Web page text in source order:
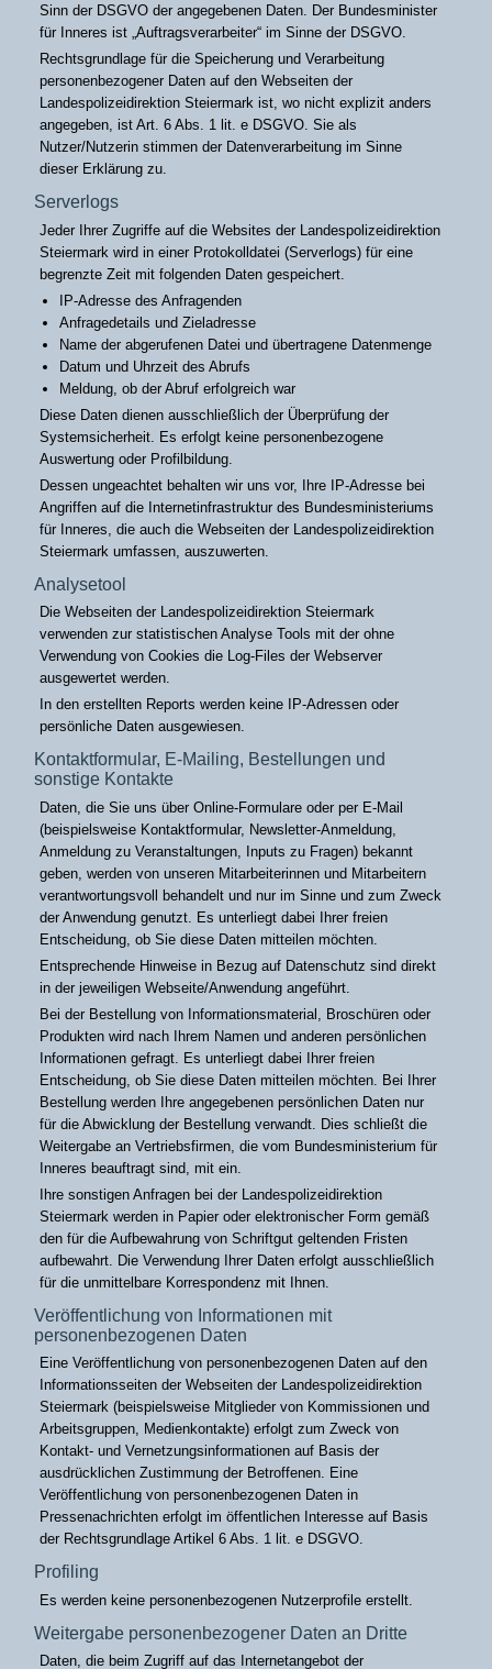
Sinn der DSGVO der angegebenen Daten. Der Bundesminister
für Inneres ist „Auftragsverarbeiter“ im Sinne der DSGVO.
Rechtsgrundlage für die Speicherung und Verarbeitung
personenbezogener Daten auf den Webseiten der
Landespolizeidirektion Steiermark ist, wo nicht explizit anders
angegeben, ist Art. 6 Abs. 1 lit. e DSGVO. Sie als
Nutzer/Nutzerin stimmen der Datenverarbeitung im Sinne
dieser Erklärung zu.
Serverlogs
Jeder Ihrer Zugriffe auf die Websites der Landespolizeidirektion
Steiermark wird in einer Protokolldatei (Serverlogs) für eine
begrenzte Zeit mit folgenden Daten gespeichert.
IP-Adresse des Anfragenden
Anfragedetails und Zieladresse
Name der abgerufenen Datei und übertragene Datenmenge
Datum und Uhrzeit des Abrufs
Meldung, ob der Abruf erfolgreich war
Diese Daten dienen ausschließlich der Überprüfung der
Systemsicherheit. Es erfolgt keine personenbezogene
Auswertung oder Profilbildung.
Dessen ungeachtet behalten wir uns vor, Ihre IP-Adresse bei
Angriffen auf die Internetinfrastruktur des Bundesministeriums
für Inneres, die auch die Webseiten der Landespolizeidirektion
Steiermark umfassen, auszuwerten.
Analysetool
Die Webseiten der Landespolizeidirektion Steiermark
verwenden zur statistischen Analyse Tools mit der ohne
Verwendung von Cookies die Log-Files der Webserver
ausgewertet werden.
In den erstellten Reports werden keine IP-Adressen oder
persönliche Daten ausgewiesen.
Kontaktformular, E-Mailing, Bestellungen und
sonstige Kontakte
Daten, die Sie uns über Online-Formulare oder per E-Mail
(beispielsweise Kontaktformular, Newsletter-Anmeldung,
Anmeldung zu Veranstaltungen, Inputs zu Fragen) bekannt
geben, werden von unseren Mitarbeiterinnen und Mitarbeitern
verantwortungsvoll behandelt und nur im Sinne und zum Zweck
der Anwendung genutzt. Es unterliegt dabei Ihrer freien
Entscheidung, ob Sie diese Daten mitteilen möchten.
Entsprechende Hinweise in Bezug auf Datenschutz sind direkt
in der jeweiligen Webseite/Anwendung angeführt.
Bei der Bestellung von Informationsmaterial, Broschüren oder
Produkten wird nach Ihrem Namen und anderen persönlichen
Informationen gefragt. Es unterliegt dabei Ihrer freien
Entscheidung, ob Sie diese Daten mitteilen möchten. Bei Ihrer
Bestellung werden Ihre angegebenen persönlichen Daten nur
für die Abwicklung der Bestellung verwandt. Dies schließt die
Weitergabe an Vertriebsfirmen, die vom Bundesministerium für
Inneres beauftragt sind, mit ein.
Ihre sonstigen Anfragen bei der Landespolizeidirektion
Steiermark werden in Papier oder elektronischer Form gemäß
den für die Aufbewahrung von Schriftgut geltenden Fristen
aufbewahrt. Die Verwendung Ihrer Daten erfolgt ausschließlich
für die unmittelbare Korrespondenz mit Ihnen.
Veröffentlichung von Informationen mit
personenbezogenen Daten
Eine Veröffentlichung von personenbezogenen Daten auf den
Informationsseiten der Webseiten der Landespolizeidirektion
Steiermark (beispielsweise Mitglieder von Kommissionen und
Arbeitsgruppen, Medienkontakte) erfolgt zum Zweck von
Kontakt- und Vernetzungsinformationen auf Basis der
ausdrücklichen Zustimmung der Betroffenen. Eine
Veröffentlichung von personenbezogenen Daten in
Pressenachrichten erfolgt im öffentlichen Interesse auf Basis
der Rechtsgrundlage Artikel 6 Abs. 1 lit. e DSGVO.
Profiling
Es werden keine personenbezogenen Nutzerprofile erstellt.
Weitergabe personenbezogener Daten an Dritte
Daten, die beim Zugriff auf das Internetangebot der